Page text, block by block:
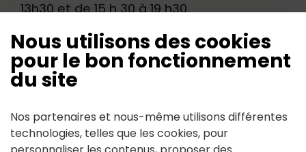
Nous utilisons des cookies
pour le bon fonctionnement
du site
Nos partenaires et nous-même utilisons différentes
technologies, telles que les cookies, pour
13h30 et de 15 h 30 à 19 h30.
Dimanche et jours fériés : 07h00 – 12h30
Fermé le lundi et dimanche après-midi.